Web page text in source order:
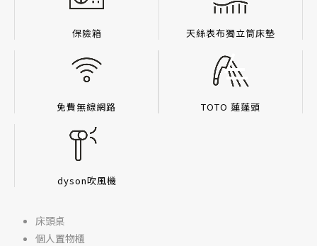
保險箱 天絲表布獨立筒床墊
免費無線網路 TOTO 蓮蓬頭
dyson吹風機
床頭桌
個人置物櫃